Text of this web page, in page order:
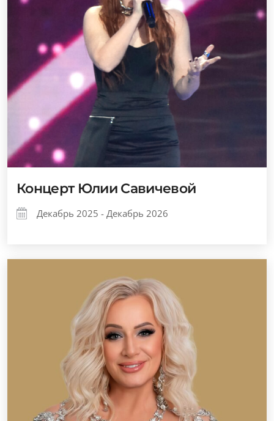
Концерт Юлии Савичевой
Декабрь 2025 - Декабрь 2026